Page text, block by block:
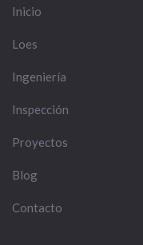
Inicio
Loes
Ingeniería
Inspección
Proyectos
Blog
Contacto